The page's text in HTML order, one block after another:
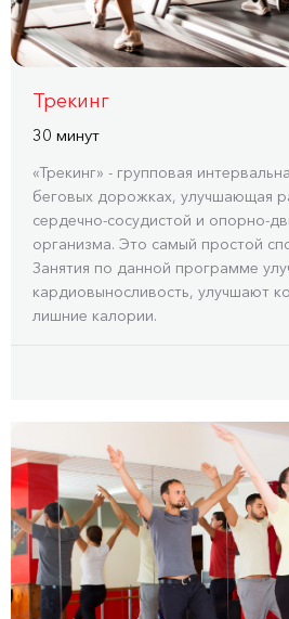
Трекинг
30 минут
«Трекинг» - групповая
беговых дорожках, улучшающая
сердечно-сосудистой и опорно-
организма. Это самый простой
Занятия по данной программе
кардиовыносливость, улучшают
лишние калории.